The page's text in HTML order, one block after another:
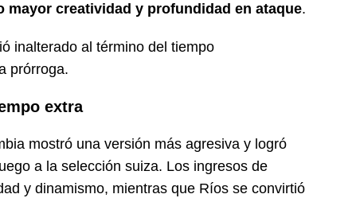
mayor creatividad y profundidad en ataque.
inalterado al término del tiempo
prórroga.
extra
mostró una versión más agresiva y logró
a la selección suiza. Los ingresos de
y dinamismo, mientras que Ríos se convirtió